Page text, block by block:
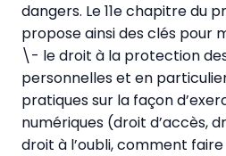
dangers. Le 11e chapitre du
propose ainsi des clés pour
\- le droit à la protection
personnelles et en
pratiques sur la façon
numériques (droit d’accès,
droit à l’oubli, comment